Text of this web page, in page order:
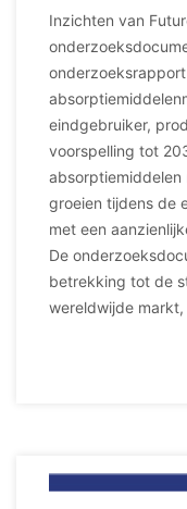
Inzichten van
eindgebruiker,
voorspelling tot
absorptiemiddelen
groeien tijdens de
met een
De
betrekking tot de
wereldwijde markt,